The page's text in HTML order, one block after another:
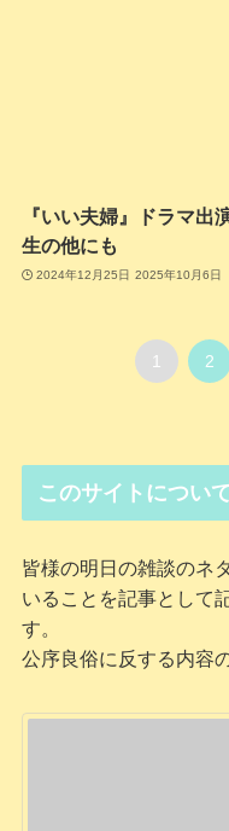
『いい夫婦』ドラマ
生の他にも
2024年12月25日 2025年10月6日
1 2
このサイトについ
皆様の明日の雑談のネ
いることを記事として
す。
公序良俗に反する内容